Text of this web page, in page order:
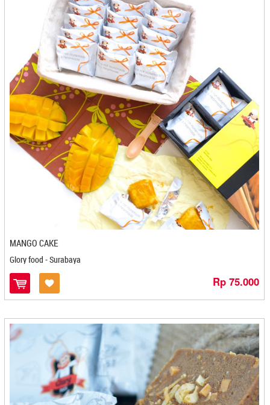
Kampoeng Tjaroeban - Cirebon
Kanung Bakery - Bogor
Kariskah - Kediri
Karomah - Magelang
Kartika Inti Sejati - Bandung
Kartika Sari - Bandung
Karya Bahari - Samarinda
Karya Bersama Kebun Tin - Bontang
Karya Bersama Loktunggal - Bontang
Kedai De-de - Makasar
Kek Pisang Villa - Batam
Kembang Lusai - Bontang
Kembang Turi - Tarakan
Kemvong - Cirebon
Keripik Balado Nan Salero - Padang
Keripik Pisang Coklat - Medan
Keripik Pisang Ijo Ikiku - Makasar
Keripik Pisang Suseno - Lampung
Keripik Tempe Dhini - Banjarmasin
Keripik Udang D&S - Pangkal Pinang
Khairana - Yogyakarta
Khaniya's Frozen - Bontang
Kharizma Borneo Cemil Cemil - Bontang
Kingkres - Kediri
Kitihan - Banjarmasin
Knong - Aceh
MANGO CAKE
Glory food - Surabaya
Rp 75.000